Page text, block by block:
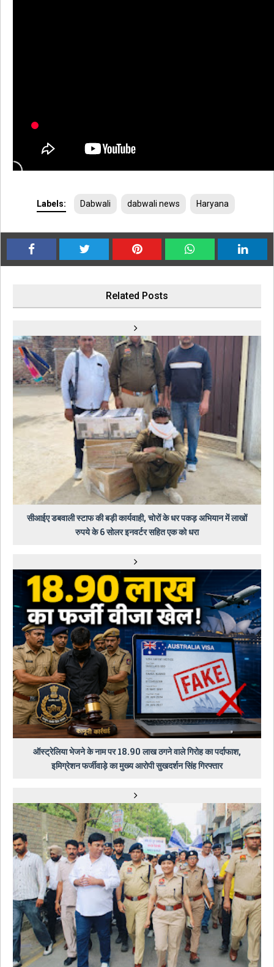
Labels: Dabwali dabwali news Haryana
Related Posts
सीआईए डबवाली स्टाफ की बड़ी कार्यवाही, चोरों के धर पकड़ अभियान में लाखों
रुपये के 6 सोलर इनवर्टर सहित एक को धरा
ऑस्ट्रेलिया भेजने के नाम पर 18.90 लाख ठगने वाले गिरोह का पर्दाफाश,
इमिग्रेशन फर्जीवाड़े का मुख्य आरोपी सुखदर्शन सिंह गिरफ्तार